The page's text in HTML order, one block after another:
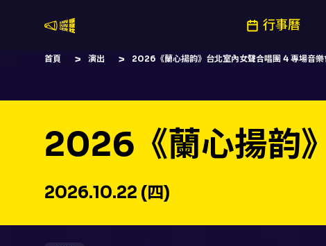
行事曆
首頁 演出 2026《蘭心揚韵》台北室內女聲合唱團 4 專場音樂
2026《蘭心揚韵
2026.10.22 (四)